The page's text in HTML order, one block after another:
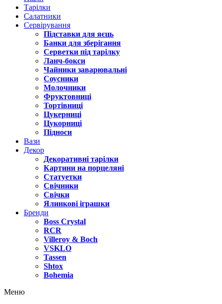
Тарілки
Салатники
Сервірування
Підставки для яєць
Банки для зберігання
Серветки під тарілку
Ланч-бокси
Чайники заварювальні
Соусники
Молочники
Фруктовниці
Тортівниці
Цукерниці
Цукорниці
Підноси
Вази
Декор
Декоративні тарілки
Картини на порцеляні
Статуетки
Свічники
Свічки
Ялинкові іграшки
Бренди
Boss Crystal
RCR
Villeroy & Boch
VSKLO
Tassen
Shtox
Bohemia
Меню